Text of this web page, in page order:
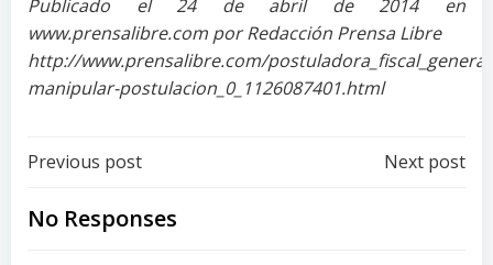
Publicado el 24 de abril de 2014 en
www.prensalibre.com por Redacción Prensa Libre
http://www.prensalibre.com/
manipular-postulacion_0_1126087401.html
Post
navigation
Previous post Next post
No Responses